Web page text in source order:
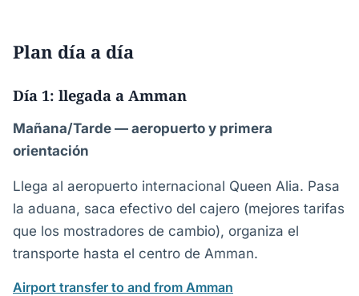
Plan día a día
Día 1: llegada a Amman
Mañana/Tarde — aeropuerto y primera
orientación
Llega al aeropuerto internacional Queen Alia. Pasa
la aduana, saca efectivo del cajero (mejores tarifas
que los mostradores de cambio), organiza el
transporte hasta el centro de Amman.
Airport transfer to and from Amman